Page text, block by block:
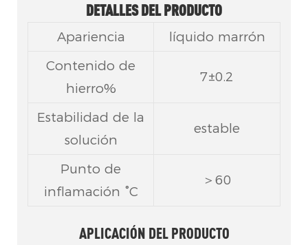
DETALLES DEL PRODUCTO
Apariencia
líquido marrón
Contenido de
hierro%
7±0.2
Estabilidad de la
solución
estable
Punto de
inflamación °C
＞60
APLICACIÓN DEL PRODUCTO